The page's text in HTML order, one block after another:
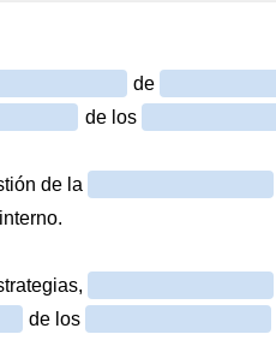
de
de los
de la
interno.
de los